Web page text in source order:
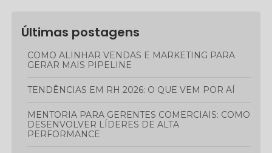
Últimas postagens
COMO ALINHAR VENDAS E MARKETING PARA
GERAR MAIS PIPELINE
TENDÊNCIAS EM RH 2026: O QUE VEM POR AÍ
MENTORIA PARA GERENTES COMERCIAIS: COMO
DESENVOLVER LÍDERES DE ALTA
PERFORMANCE